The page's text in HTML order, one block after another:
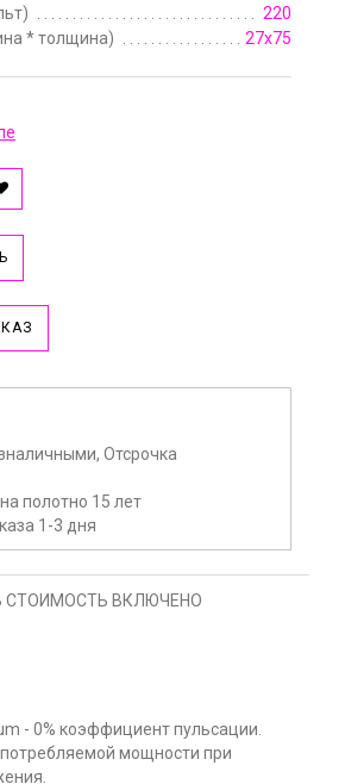
220
* толщина)
27х75
Отсрочка
полотно 15 лет
1-3 дня
СТОИМОСТЬ ВКЛЮЧЕНО
- 0% коэффициент пульсации.
потребляемой мощности при